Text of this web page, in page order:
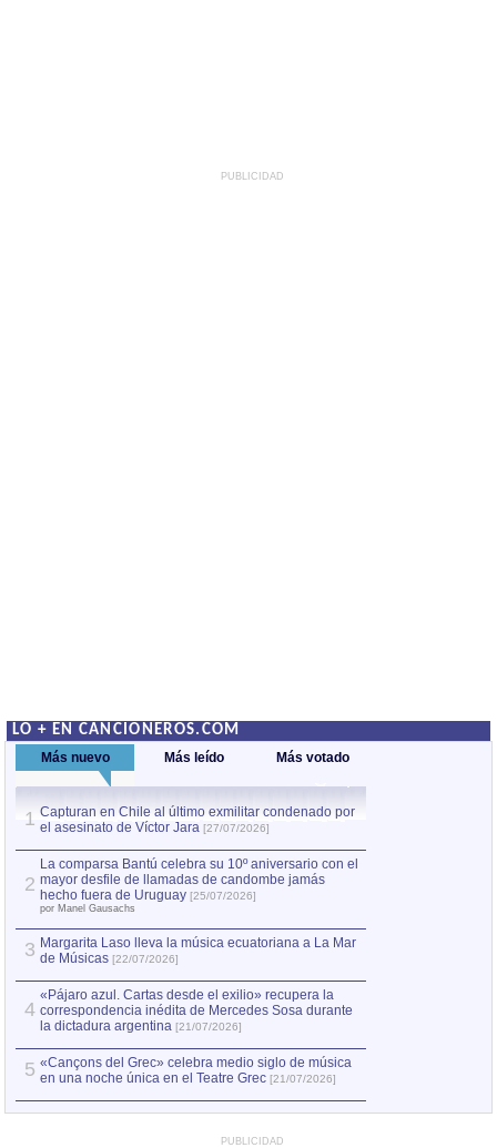
PUBLICIDAD
LO + EN CANCIONEROS.COM
Más nuevo Más leído Más votado
1 Capturan en Chile al último exmilitar condenado por
el asesinato de Víctor Jara [27/07/2026]
2
La comparsa Bantú celebra su 10º aniversario con el
mayor desfile de llamadas de candombe jamás
hecho fuera de Uruguay [25/07/2026]
por Manel Gausachs
3 Margarita Laso lleva la música ecuatoriana a La Mar
de Músicas [22/07/2026]
4
«Pájaro azul. Cartas desde el exilio» recupera la
correspondencia inédita de Mercedes Sosa durante
la dictadura argentina [21/07/2026]
5 «Cançons del Grec» celebra medio siglo de música
en una noche única en el Teatre Grec [21/07/2026]
PUBLICIDAD